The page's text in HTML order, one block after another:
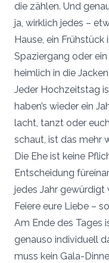
die zählen. Und
ja, wirklich jedes –
Hause, ein
Spaziergang oder
heimlich in die
Jeder Hochzeitstag
haben’s wieder ein
lacht, tanzt oder
schaut, ist das mehr
Die Ehe ist keine
Entscheidung
jedes Jahr gewürdigt
Feiere eure Liebe –
Am Ende des Tages
genauso individuell
muss kein Gala-